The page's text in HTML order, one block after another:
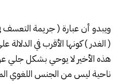
ويبدو أن عبارة ( جريمة
( الغدر ) كونها الأقرب في
هذه الأخير لا يوحي بشكل جلي
ناحية ليس من الجنس اللغوي